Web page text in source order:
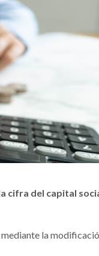
cifra del capital
mediante la